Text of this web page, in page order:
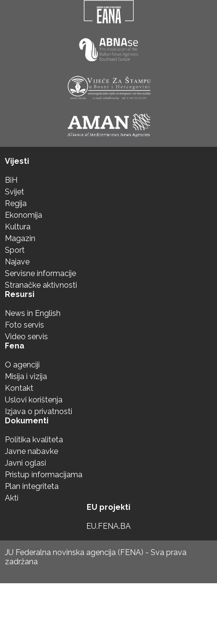
Vijesti
BiH
Svijet
Regija
Ekonomija
Kultura
Magazin
Sport
Najave
Servisne informacije
Stranačke aktivnosti
Resursi
News in English
Foto servis
Video servis
Fena
O agenciji
Misija i vizija
Kontakt
Uslovi korištenja
Izjava o privatnosti
Dokumenti
Politika kvaliteta
Javne nabavke
Javni oglasi
Pristup informacijama
Plan integriteta
Akti
EU projekti
EU.FENA.BA
JU Federalna novinska agencija (FENA) - Sva prava
zadržana